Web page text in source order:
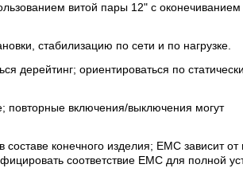
витой пары 12" с оконечиванием
стабилизацию по сети и по нагрузке.
дерейтинг; ориентироваться по
повторные включения/выключения могут
конечного изделия; EMC зависит от
соответствие EMC для полной